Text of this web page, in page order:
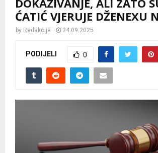
A
M
DOKAZIVANJE, ALI ZATO
ĆATIĆ VJERUJE DŽENEXU
by Redakcija 24.09.2025
PODIJELI 0